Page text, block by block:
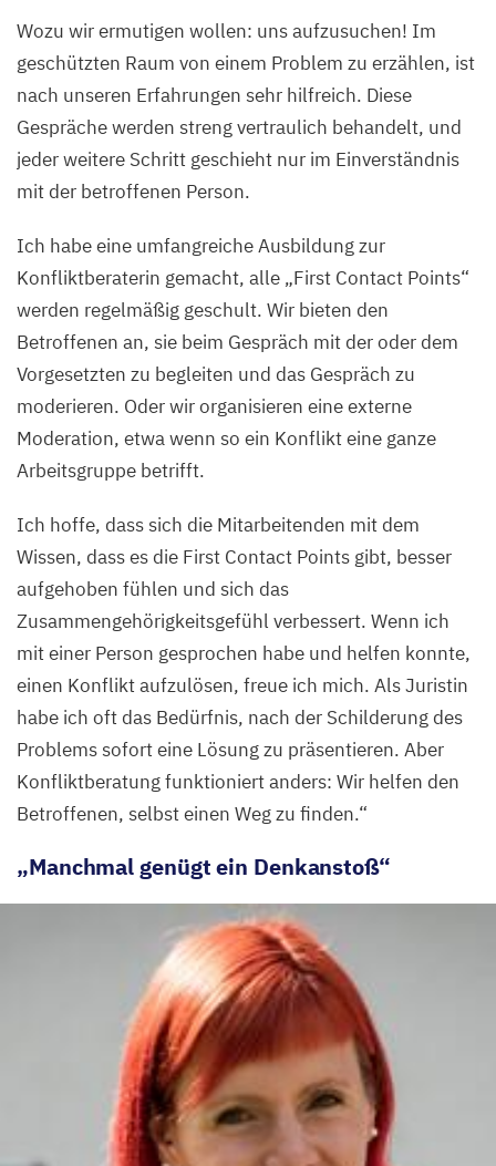
Wozu wir ermutigen wollen: uns aufzusuchen! Im
geschützten Raum von einem Problem zu erzählen, ist
nach unseren Erfahrungen sehr hilfreich. Diese
Gespräche werden streng vertraulich behandelt, und
jeder weitere Schritt geschieht nur im Einverständnis
mit der betroffenen Person.
Ich habe eine umfangreiche Ausbildung zur
Konfliktberaterin gemacht, alle „First Contact Points“
werden regelmäßig geschult. Wir bieten den
Betroffenen an, sie beim Gespräch mit der oder dem
Vorgesetzten zu begleiten und das Gespräch zu
moderieren. Oder wir organisieren eine externe
Moderation, etwa wenn so ein Konflikt eine ganze
Arbeitsgruppe betrifft.
Ich hoffe, dass sich die Mitarbeitenden mit dem
Wissen, dass es die First Contact Points gibt, besser
aufgehoben fühlen und sich das
Zusammengehörigkeitsgefühl verbessert. Wenn ich
mit einer Person gesprochen habe und helfen konnte,
einen Konflikt aufzulösen, freue ich mich. Als Juristin
habe ich oft das Bedürfnis, nach der Schilderung des
Problems sofort eine Lösung zu präsentieren. Aber
Konfliktberatung funktioniert anders: Wir helfen den
Betroffenen, selbst einen Weg zu finden.“
„Manchmal genügt ein Denkanstoß“